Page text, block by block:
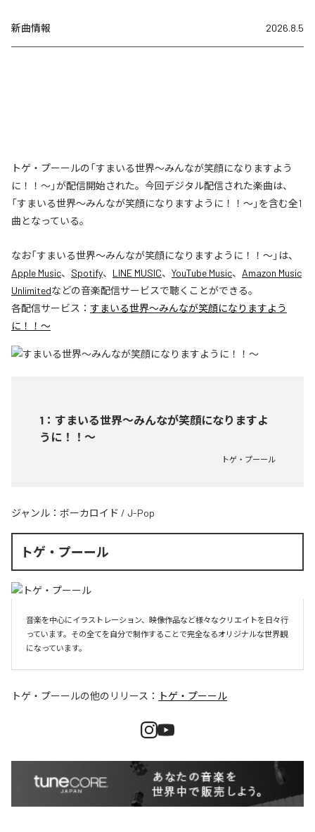
新曲情報 2026.8.5
トゲ・プーールの「すまいる世界〜みんなが笑顔になりますよう
に！！〜」が配信開始された。今回デジタル配信された楽曲は、
「すまいる世界〜みんなが笑顔になりますように！！〜」を含む全1
曲となっている。
なお「すまいる世界〜みんなが笑顔になりますように！！〜」は、
Apple Music、 Spotify、 LINE MUSIC、 YouTube Music、 Amazon Music
Unlimitedなどの音楽配信サービスで聴くことができる。
各配信サービス： すまいる世界〜みんなが笑顔になりますよう
に！！〜
1 ： すまいる世界〜みんなが笑顔になりますよ
うに！！〜
トゲ・プーール
ジャンル： ボーカロイド / J-Pop
トゲ・プーール
音楽を中心にイラストレーション、映像作品など様々なクリエイトを日々行
っています。その全てを自分で制作することで完全なるオリジナルな世界観
になっています。
トゲ・プーールの他のリリース： トゲ・プーール